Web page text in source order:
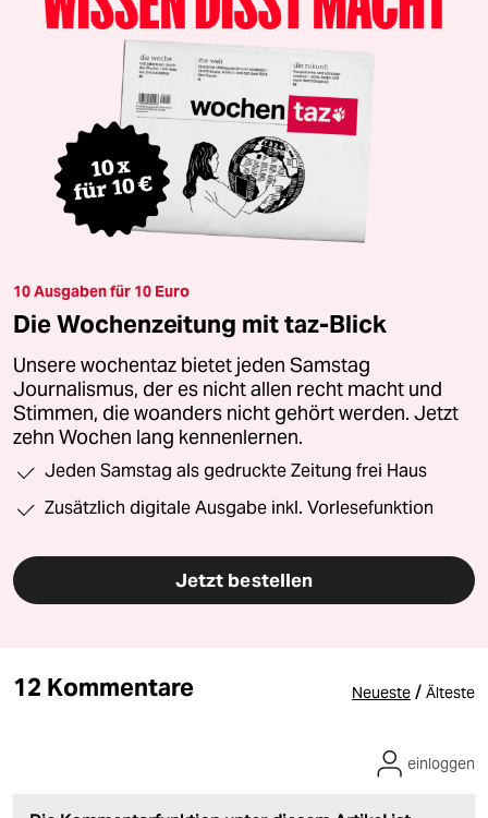
10 Ausgaben für 10 Euro
Die Wochenzeitung mit taz-Blick
Unsere wochentaz bietet jeden Samstag
Journalismus, der es nicht allen recht macht und
Stimmen, die woanders nicht gehört werden. Jetzt
zehn Wochen lang kennenlernen.
Jeden Samstag als gedruckte Zeitung frei Haus
Zusätzlich digitale Ausgabe inkl. Vorlesefunktion
Jetzt bestellen
12 Kommentare Neueste / Älteste
einloggen